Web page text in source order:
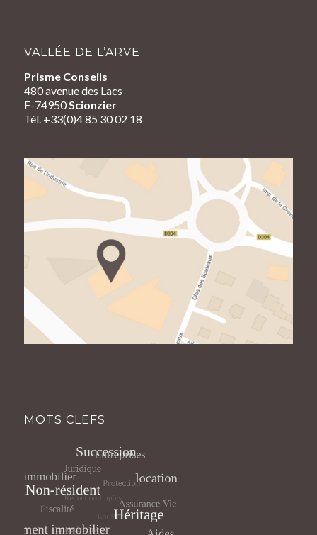
VALLÉE DE L’ARVE
Prisme Conseils
480 avenue des Lacs
F-74950Scionzier
Tél. +33(0)4 85 30 02 18
MOTS CLEFS